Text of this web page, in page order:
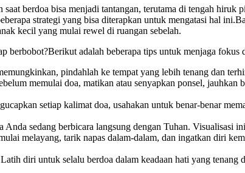
berdoa bisa menjadi tantangan, terutama di tengah
strategi yang bisa diterapkan untuk mengatasi hal
kecil yang mulai rewel di ruangan sebelah.
berbobot?Berikut adalah beberapa tips untuk menjaga
pindahlah ke tempat yang lebih tenang dan
memulai doa, matikan atau senyapkan ponsel,
setiap kalimat doa, usahakan untuk benar-benar
Anda sedang berbicara langsung dengan Tuhan. Visualisasi
melayang, tarik napas dalam-dalam, dan ingatkan diri
Latih diri untuk selalu berdoa dalam keadaan hati yang